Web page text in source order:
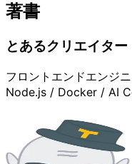
著書
とあるクリエイター
フロントエンドエンジ
Node.js / Docker / AI